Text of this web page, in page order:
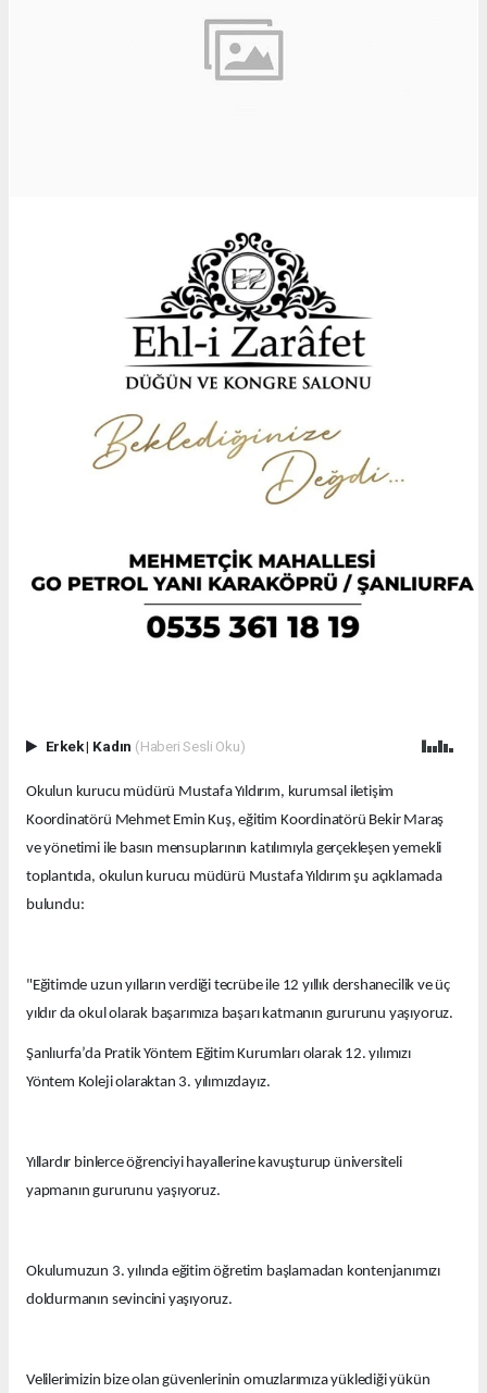
Erkek| Kadın (Haberi Sesli Oku)
Okulun kurucu müdürü Mustafa Yıldırım, kurumsal iletişim
Koordinatörü Mehmet Emin Kuş, eğitim Koordinatörü Bekir Maraş
ve yönetimi ile basın mensuplarının katılımıyla gerçekleşen yemekli
toplantıda, okulun kurucu müdürü Mustafa Yıldırım şu açıklamada
bulundu:
"Eğitimde uzun yılların verdiği tecrübe ile 12 yıllık dershanecilik ve üç
yıldır da okul olarak başarımıza başarı katmanın gururunu yaşıyoruz.
Şanlıurfa’da Pratik Yöntem Eğitim Kurumları olarak 12. yılımızı
Yöntem Koleji olaraktan 3. yılımızdayız.
Yıllardır binlerce öğrenciyi hayallerine kavuşturup üniversiteli
yapmanın gururunu yaşıyoruz.
Okulumuzun 3. yılında eğitim öğretim başlamadan kontenjanımızı
doldurmanın sevincini yaşıyoruz.
Velilerimizin bize olan güvenlerinin omuzlarımıza yüklediği yükün